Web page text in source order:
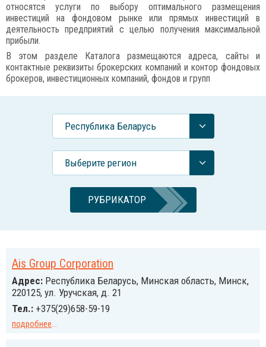
относятся услуги по выбору оптимального размещения
инвестиций на фондовом рынке или прямых инвестиций в
деятельность предприятий с целью получения максимальной
прибыли.
В этом разделе Каталога размещаются адреса, сайты и
контактные реквизиты брокерских компаний и контор фондовых
брокеров, инвестиционных компаний, фондов и групп
Республика Беларусь
Выберите регион
РУБРИКАТОР
Ais Group Corporation
Адрес: Республика Беларусь, Минская область, Минск,
220125, ул. Уручская, д. 21
Тел.: +375(29)658-59-19
подробнее...